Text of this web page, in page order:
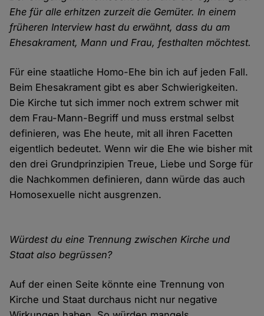
Ehe für alle erhitzen zurzeit die Gemüter. In einem
früheren Interview hast du erwähnt, dass du am
Ehesakrament, Mann und Frau, festhalten möchtest.
Für eine staatliche Homo-Ehe bin ich auf jeden Fall.
Beim Ehesakrament gibt es aber Schwierigkeiten.
Die Kirche tut sich immer noch extrem schwer mit
dem Frau-Mann-Begriff und muss erstmal selbst
definieren, was Ehe heute, mit all ihren Facetten
eigentlich bedeutet. Wenn wir die Ehe wie bisher mit
den drei Grundprinzipien Treue, Liebe und Sorge für
die Nachkommen definieren, dann würde das auch
Homosexuelle nicht ausgrenzen.
Würdest du eine Trennung zwischen Kirche und
Staat also begrüssen?
Auf der einen Seite könnte eine Trennung von
Kirche und Staat durchaus nicht nur negative